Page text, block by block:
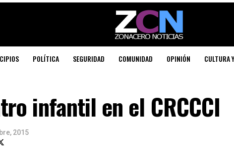
POLÍTICA SEGURIDAD COMUNIDAD OPINIÓN CULTURA
infantil en el CRCCCI
2015